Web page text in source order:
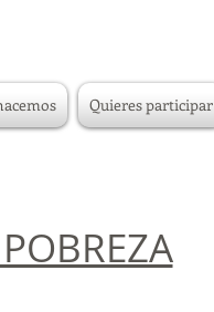
Quieres participar